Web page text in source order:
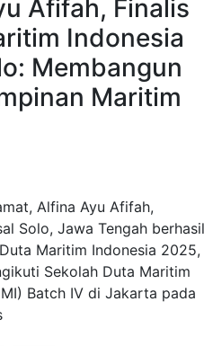
Afifah, Finalis
Indonesia
Membangun
Maritim
Alfina Ayu Afifah,
Solo, Jawa Tengah berhasil
Maritim Indonesia 2025,
Sekolah Duta Maritim
Batch IV di Jakarta pada